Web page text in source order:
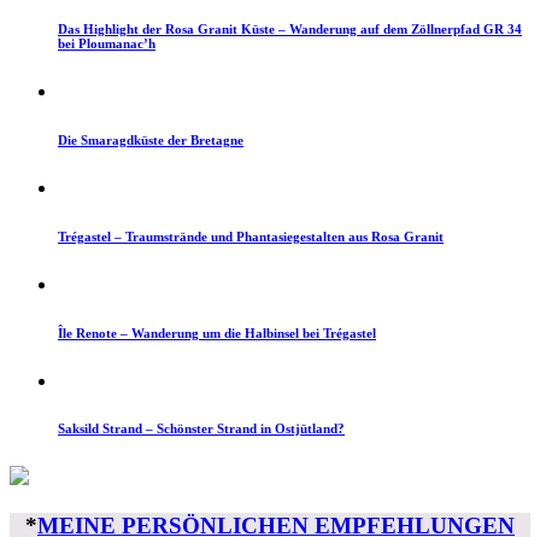
Das Highlight der Rosa Granit Küste – Wanderung auf dem Zöllnerpfad GR 34
bei Ploumanac’h
Die Smaragdküste der Bretagne
Trégastel – Traumstrände und Phantasiegestalten aus Rosa Granit
Île Renote – Wanderung um die Halbinsel bei Trégastel
Saksild Strand – Schönster Strand in Ostjütland?
*MEINE PERSÖNLICHEN EMPFEHLUNGEN